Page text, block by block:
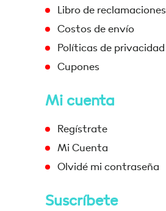
Libro de reclamaciones
Costos de envío
Políticas de privacidad
Cupones
Mi cuenta
Regístrate
Mi Cuenta
Olvidé mi contraseña
Suscríbete